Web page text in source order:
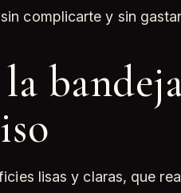
complicarte y sin
lisas y claras, que